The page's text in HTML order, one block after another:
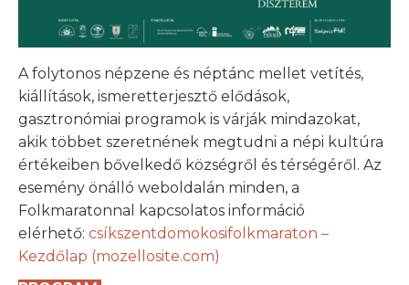
A folytonos népzene és néptánc mellet vetítés,
kiállítások, ismeretterjesztő elődások,
gasztronómiai programok is várják mindazokat,
akik többet szeretnének megtudni a népi kultúra
értékeiben bővelkedő községről és térségéről. Az
esemény önálló weboldalán minden, a
Folkmaratonnal kapcsolatos információ
elérhető: csíkszentdomokosifolkmaraton –
Kezdőlap (mozellosite.com)